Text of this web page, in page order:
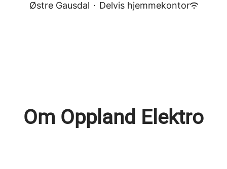
Østre Gausdal · Delvis hjemmekontor
Om Oppland Elektro